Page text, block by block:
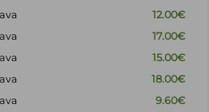
12.00€
17.00€
15.00€
18.00€
9.60€